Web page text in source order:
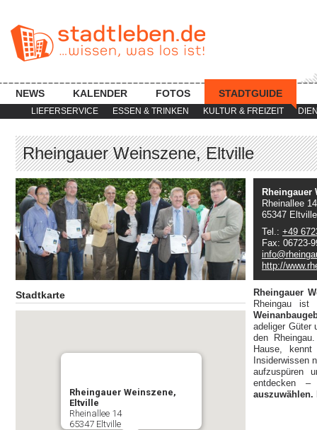
LIEFERSERVICE ESSEN & TRINKEN KULTUR & FREIZEIT
NEWS KALENDER FOTOS STADTGUIDE
Rheingauer Weinszene, Eltville
Stadtkarte
Rheingauer Weinszene,
Eltville
Rheinallee 14
65347 Eltville
Rheingauer
Rheinallee 14
65347 Eltville
Tel.: +49
Fax: 06723-
http://
Rheingauer
Rheingau ist
adeliger Güter
den
Hause,
Insiderwissen
aufzuspüren
entdecken
auszuwählen.